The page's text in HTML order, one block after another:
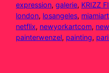
expression, galerie, KRIZZ
london, losangeles, miamiart
netflix, newyorkartcom,
painterwenzel, painting,